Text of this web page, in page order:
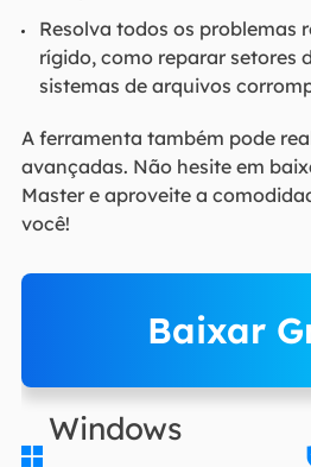
Resolva todos os problemas
rígido, como reparar setores
sistemas de arquivos
A ferramenta também pode
avançadas. Não hesite em
Master e aproveite a
você!
Baixar

Windows